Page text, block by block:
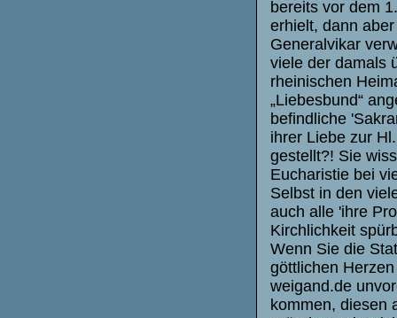
bereits vor dem
erhielt, dann
Generalvikar
viele der damals
rheinischen
„Liebesbund“
befindliche
ihrer Liebe zur
gestellt?! Sie
Eucharistie bei
Selbst in den
auch alle 'ihre
Kirchlichkeit
Wenn Sie die
göttlichen
weigand.de
kommen, diesen